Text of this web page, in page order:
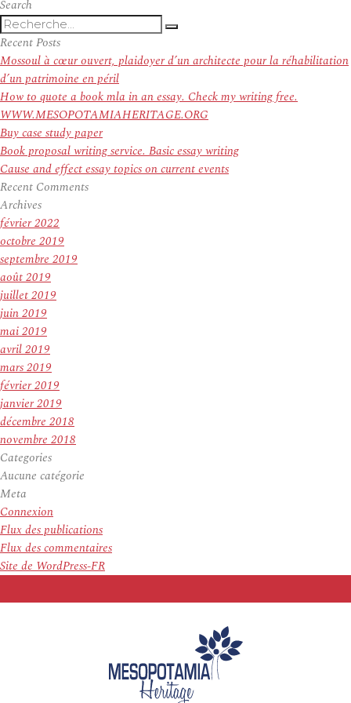
Search
Recherche
pour
:
Recherche
Recent Posts
Mossoul à cœur ouvert, plaidoyer d’un architecte pour la réhabilitation
d’un patrimoine en péril
How to quote a book mla in an essay. Check my writing free.
WWW.MESOPOTAMIAHERITAGE.ORG
Buy case study paper
Book proposal writing service. Basic essay writing
Cause and effect essay topics on current events
Recent Comments
Archives
février 2022
octobre 2019
septembre 2019
août 2019
juillet 2019
juin 2019
mai 2019
avril 2019
mars 2019
février 2019
janvier 2019
décembre 2018
novembre 2018
Categories
Aucune catégorie
Meta
Connexion
Flux des publications
Flux des commentaires
Site de WordPress-FR